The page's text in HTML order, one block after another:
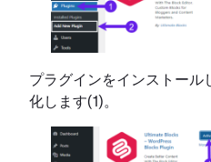
プラグインをインストー
化します(1)。